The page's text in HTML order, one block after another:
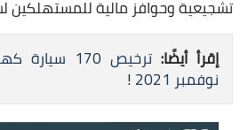
تشجيعية وحوافز مالية للمستهلكين
إقرأ أيضًا:
ترخيص 170
نوفمبر 2021 !